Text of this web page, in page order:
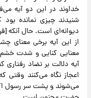
خداوند در این دو آیه
شنیدند چیزی نمانده
دیوانه‌ای است. حال آنکه
از این آیه برخی معنای
معنایی کنایی و شدت خشم
آیه دلالت بر تضاد رفتاری
اعجاز نگاه می‌کنند
می‌شوند و پشت سر رسول